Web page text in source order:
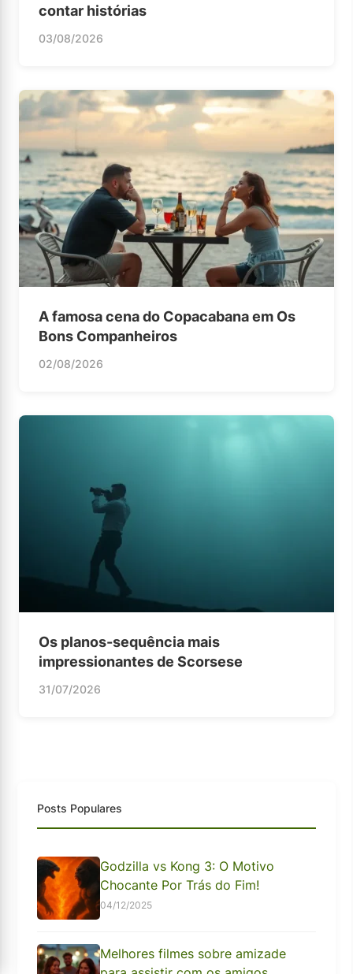
contar histórias
03/08/2026
A famosa cena do Copacabana em Os
Bons Companheiros
02/08/2026
Os planos-sequência mais
impressionantes de Scorsese
31/07/2026
Posts Populares
Godzilla vs Kong 3: O Motivo
Chocante Por Trás do Fim!
04/12/2025
Melhores filmes sobre amizade